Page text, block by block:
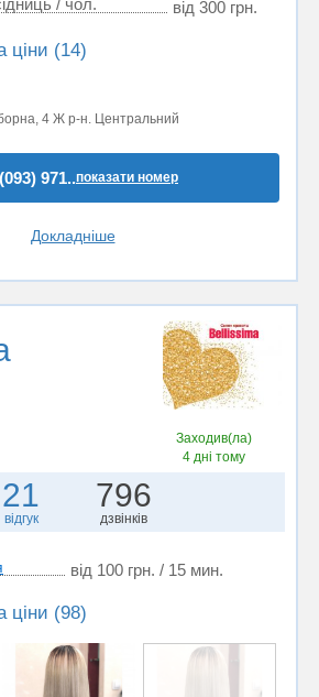
/ чол.
від 300 грн.
ціни (14)
4 Ж р-н. Центральний
971..показати номер
Докладніше
Заходив(ла)
4 дні тому
21
відгук
796
дзвінків
від 100 грн. / 15 мин.
ціни (98)